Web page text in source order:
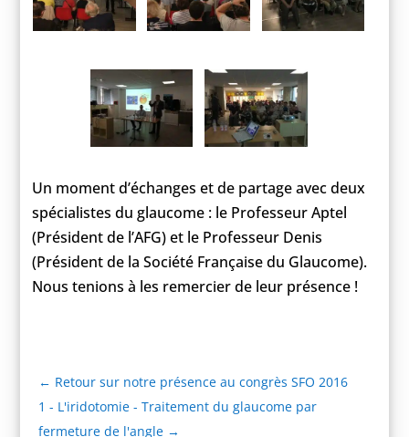
Un moment d’échanges et de partage avec deux
spécialistes du glaucome : le Professeur Aptel
(Président de l’AFG) et le Professeur Denis
(Président de la Société Française du Glaucome).
Nous tenions à les remercier de leur présence !
← Retour sur notre présence au congrès SFO 2016
1 - L'iridotomie - Traitement du glaucome par
fermeture de l'angle →